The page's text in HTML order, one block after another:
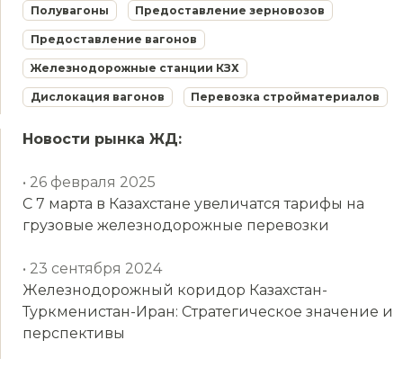
Полувагоны Предоставление зерновозов
Предоставление вагонов
Железнодорожные станции КЗХ
Дислокация вагонов Перевозка стройматериалов
Новости рынка ЖД:
• 26 февраля 2025
С 7 марта в Казахстане увеличатся тарифы на
грузовые железнодорожные перевозки
• 23 сентября 2024
Железнодорожный коридор Казахстан-
Туркменистан-Иран: Стратегическое значение и
перспективы